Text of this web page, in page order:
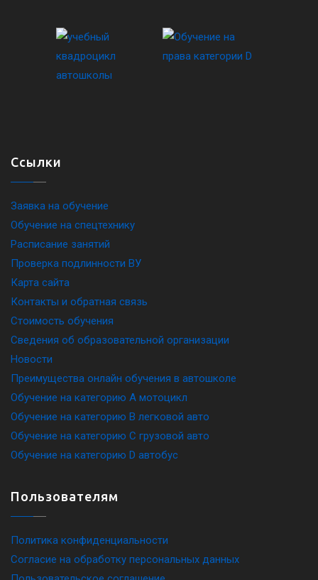
Ссылки
Заявка на обучение
Обучение на спецтехнику
Расписание занятий
Проверка подлинности ВУ
Карта сайта
Контакты и обратная связь
Стоимость обучения
Сведения об образовательной организации
Новости
Преимущества онлайн обучения в автошколе
Обучение на категорию A мотоцикл
Обучение на категорию B легковой авто
Обучение на категорию C грузовой авто
Обучение на категорию D автобус
Пользователям
Политика конфиденциальности
Согласие на обработку персональных данных